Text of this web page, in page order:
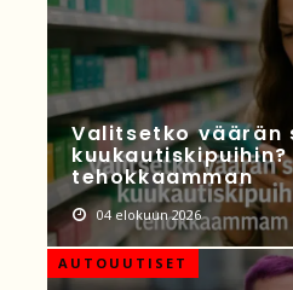
Valitsetko väärän
tehokkaamman
04 elokuun 2026
AUTOUUTISET